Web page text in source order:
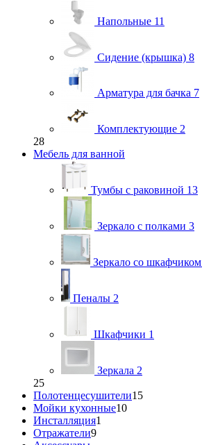
Напольные 11
Сидение (крышка) 8
Арматура для бачка 7
Комплектующие 2
28
Мебель для ванной
Тумбы с раковиной 13
Зеркало с полками 3
Зеркало со шкафчиком
Пеналы 2
Шкафчики 1
Зеркала 2
25
Полотенцесушители15
Мойки кухонные10
Инсталляция1
Отражатели9